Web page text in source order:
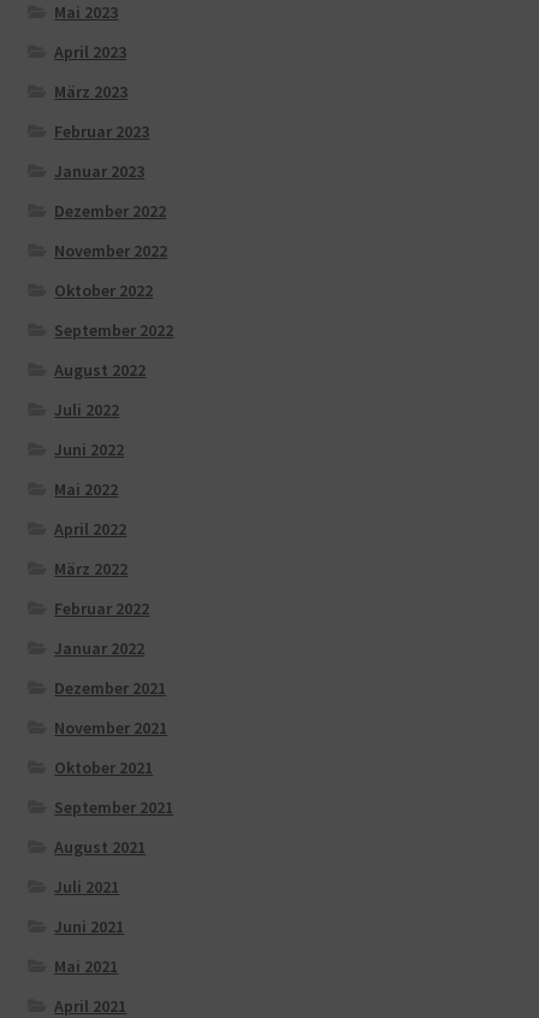
Mai 2023
April 2023
März 2023
Februar 2023
Januar 2023
Dezember 2022
November 2022
Oktober 2022
September 2022
August 2022
Juli 2022
Juni 2022
Mai 2022
April 2022
März 2022
Februar 2022
Januar 2022
Dezember 2021
November 2021
Oktober 2021
September 2021
August 2021
Juli 2021
Juni 2021
Mai 2021
April 2021